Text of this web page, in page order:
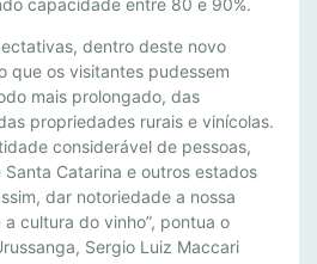
dentro deste novo
que os visitantes pudessem
mais prolongado, das
propriedades rurais e vinícolas.
considerável de pessoas,
Catarina e outros estados
dar notoriedade a nossa
cultura do vinho”, pontua o
Sergio Luiz Maccari